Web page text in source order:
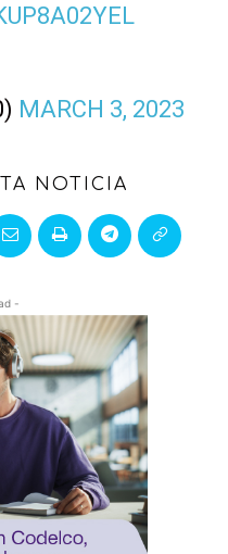
MARCH 3, 2023
NOTICIA
-